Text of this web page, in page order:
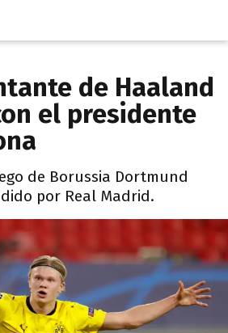
de Haaland
el presidente
de Borussia Dortmund
por Real Madrid.